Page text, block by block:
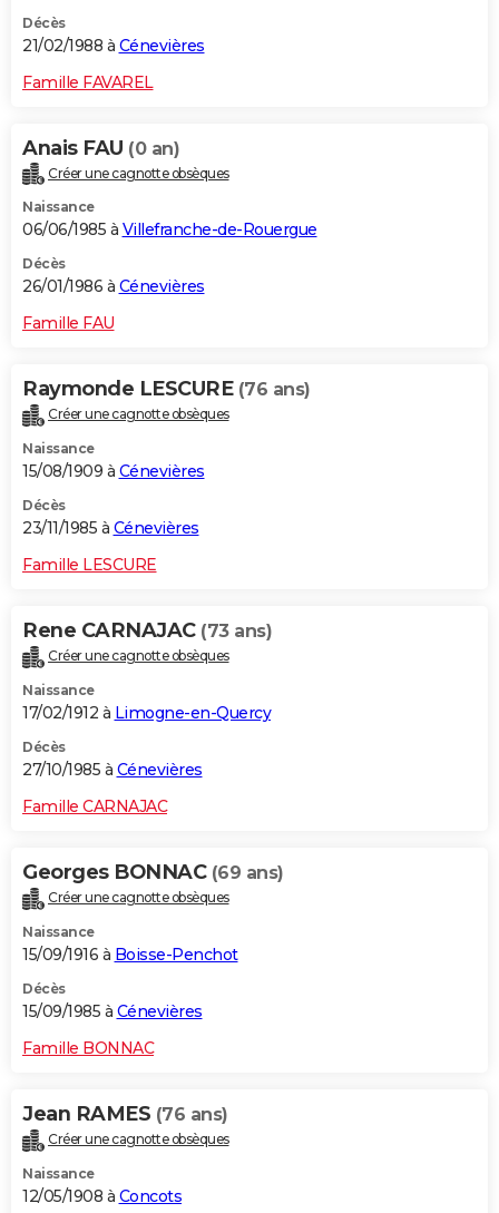
Décès
21/02/1988 à Cénevières
Famille FAVAREL
Anais FAU (0 an)
Créer une cagnotte obsèques
Naissance
06/06/1985 à Villefranche-de-Rouergue
Décès
26/01/1986 à Cénevières
Famille FAU
Raymonde LESCURE (76 ans)
Créer une cagnotte obsèques
Naissance
15/08/1909 à Cénevières
Décès
23/11/1985 à Cénevières
Famille LESCURE
Rene CARNAJAC (73 ans)
Créer une cagnotte obsèques
Naissance
17/02/1912 à Limogne-en-Quercy
Décès
27/10/1985 à Cénevières
Famille CARNAJAC
Georges BONNAC (69 ans)
Créer une cagnotte obsèques
Naissance
15/09/1916 à Boisse-Penchot
Décès
15/09/1985 à Cénevières
Famille BONNAC
Jean RAMES (76 ans)
Créer une cagnotte obsèques
Naissance
12/05/1908 à Concots